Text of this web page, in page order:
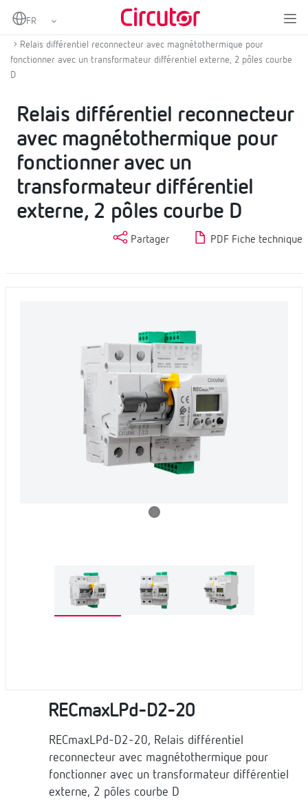
Home
Relais différentiel reconnecteur avec magnétothermique pour
fonctionner avec un transformateur différentiel externe, 2 pôles courbe
D
Relais différentiel reconnecteur
avec magnétothermique pour
fonctionner avec un
transformateur différentiel
externe, 2 pôles courbe D
Partager PDF Fiche technique
RECmaxLPd-D2-20
RECmaxLPd-D2-20, Relais différentiel
reconnecteur avec magnétothermique pour
fonctionner avec un transformateur différentiel
externe, 2 pôles courbe D